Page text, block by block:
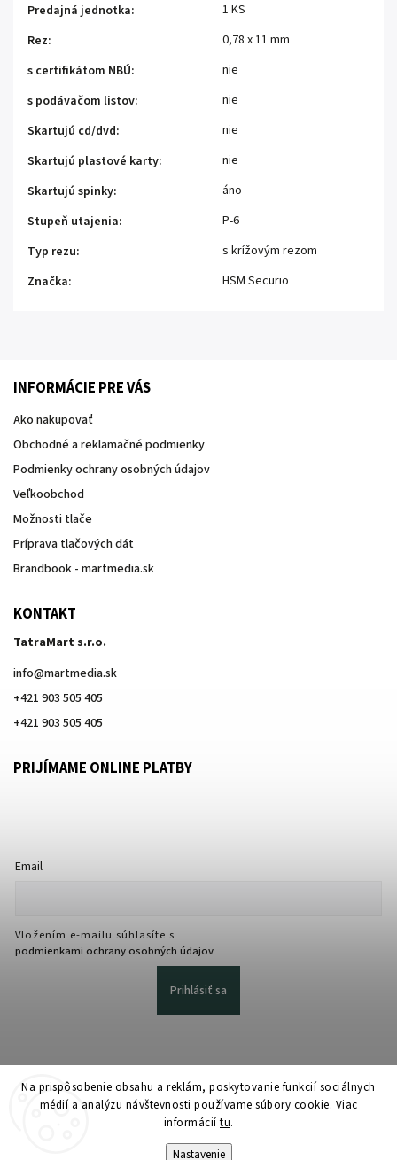
Na prispôsobenie obsahu a reklám, poskytovanie funkcií sociálnych
médií a analýzu návštevnosti používame súbory cookie. Viac
informáciítu.
Nastavenie
Predajná jednotka:
1 KS
Rez:
0,78 x 11 mm
s certifikátom NBÚ:
nie
s podávačom listov:
nie
Skartujú cd/dvd:
nie
Skartujú plastové karty:
nie
Skartujú spinky:
áno
Stupeň utajenia:
P-6
Typ rezu:
s krížovým rezom
Značka: HSM Securio
INFORMÁCIE PRE VÁS
Ako nakupovať
Obchodné a reklamačné podmienky
Podmienky ochrany osobných údajov
Veľkoobchod
Možnosti tlače
Príprava tlačových dát
Brandbook - martmedia.sk
KONTAKT
TatraMart s.r.o.
info@martmedia.sk
+421 903 505 405
+421 903 505 405
PRIJÍMAME ONLINE PLATBY
Email
Vložením e-mailu súhlasíte s
podmienkami ochrany osobných údajov
Prihlásiť sa
Upraviť nastavenie cookies